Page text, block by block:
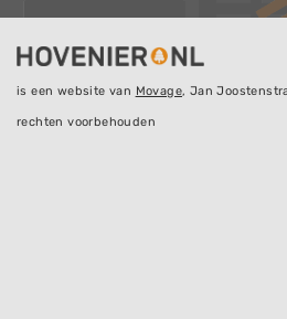
is een website van Movage, Jan
rechten voorbehouden